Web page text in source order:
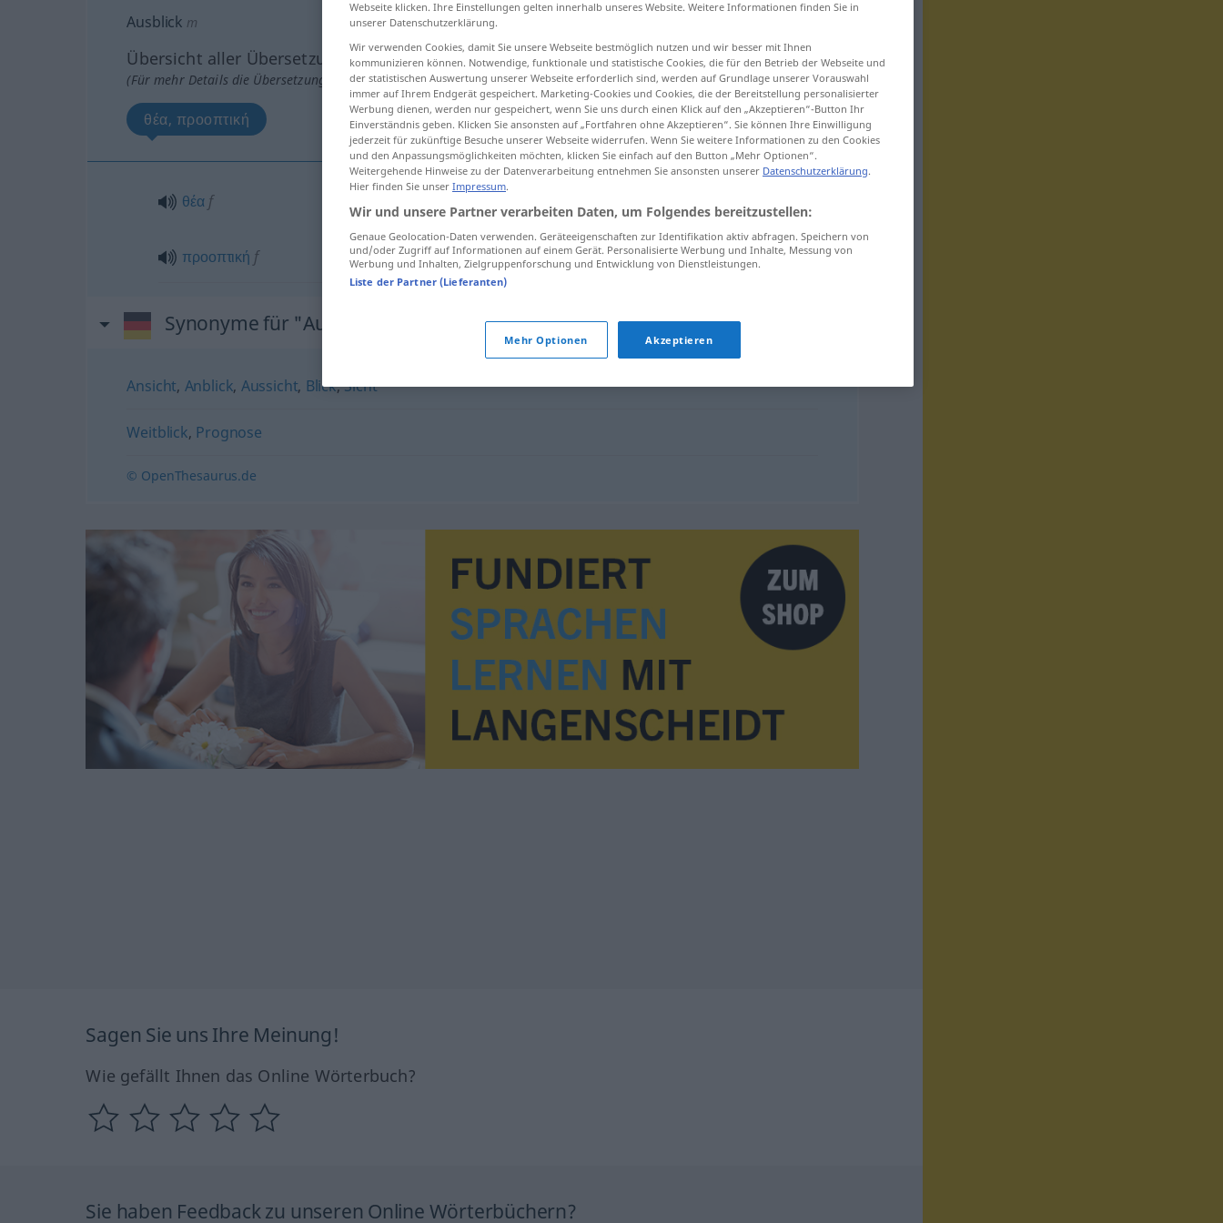
Ausblick m
Übersicht aller Übersetzungen
(Für mehr Details die Übersetzung anklicken/antippen)
θέα, προοπτική
θέαf
προοπτική f Ausblick in die Zukunft
Synonyme für "Ausblick"
Ansicht, Anblick, Aussicht, Blick,Sicht
Weitblick, Prognose
© OpenThesaurus.de
Sagen Sie uns Ihre Meinung!
Wie gefällt Ihnen das Online Wörterbuch?
Sie haben Feedback zu unseren Online Wörterbüchern?
Webseite klicken. Ihre Einstellungen gelten innerhalb unseres Website. Weitere Informationen finden Sie in
unserer Datenschutzerklärung.
Wir verwenden Cookies, damit Sie unsere Webseite bestmöglich nutzen und wir besser mit Ihnen
kommunizieren können. Notwendige, funktionale und statistische Cookies, die für den Betrieb der Webseite und
der statistischen Auswertung unserer Webseite erforderlich sind, werden auf Grundlage unserer Vorauswahl
immer auf Ihrem Endgerät gespeichert. Marketing-Cookies und Cookies, die der Bereitstellung personalisierter
Werbung dienen, werden nur gespeichert, wenn Sie uns durch einen Klick auf den „Akzeptieren“-Button Ihr
Einverständnis geben. Klicken Sie ansonsten auf „Fortfahren ohne Akzeptieren“. Sie können Ihre Einwilligung
jederzeit für zukünftige Besuche unserer Webseite widerrufen. Wenn Sie weitere Informationen zu den Cookies
und den Anpassungsmöglichkeiten möchten, klicken Sie einfach auf den Button „Mehr Optionen“.
Weitergehende Hinweise zu der Datenverarbeitung entnehmen Sie ansonsten unserer Datenschutzerklärung.
Hier finden Sie unser Impressum.
Wir und unsere Partner verarbeiten Daten, um Folgendes bereitzustellen:
Genaue Geolocation-Daten verwenden. Geräteeigenschaften zur Identifikation aktiv abfragen. Speichern von
und/oder Zugriff auf Informationen auf einem Gerät. Personalisierte Werbung und Inhalte, Messung von
Werbung und Inhalten, Zielgruppenforschung und Entwicklung von Dienstleistungen.
Liste der Partner (Lieferanten)
Mehr Optionen Akzeptieren